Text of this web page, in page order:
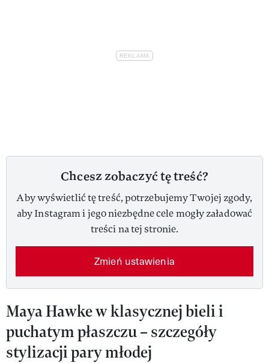
Chcesz zobaczyć tę treść?
Aby wyświetlić tę treść, potrzebujemy Twojej zgody,
aby Instagram i jego niezbędne cele mogły załadować
treści na tej stronie.
Zmień ustawienia
Maya Hawke w klasycznej bieli i
puchatym płaszczu – szczegóły
stylizacji pary młodej